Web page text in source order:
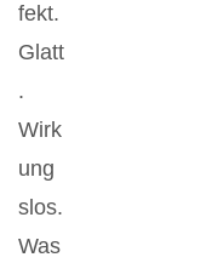
fekt.
Glatt
.
Wirk
ung
slos.
Was